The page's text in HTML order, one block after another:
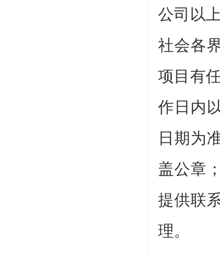
公司以
社会各
项目有
作日内
日期为
盖公章
提供联
理。